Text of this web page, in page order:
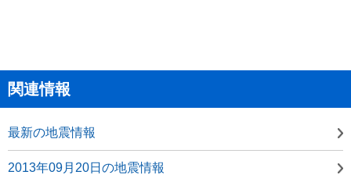
関連情報
最新の地震情報
2013年09月20日の地震情報